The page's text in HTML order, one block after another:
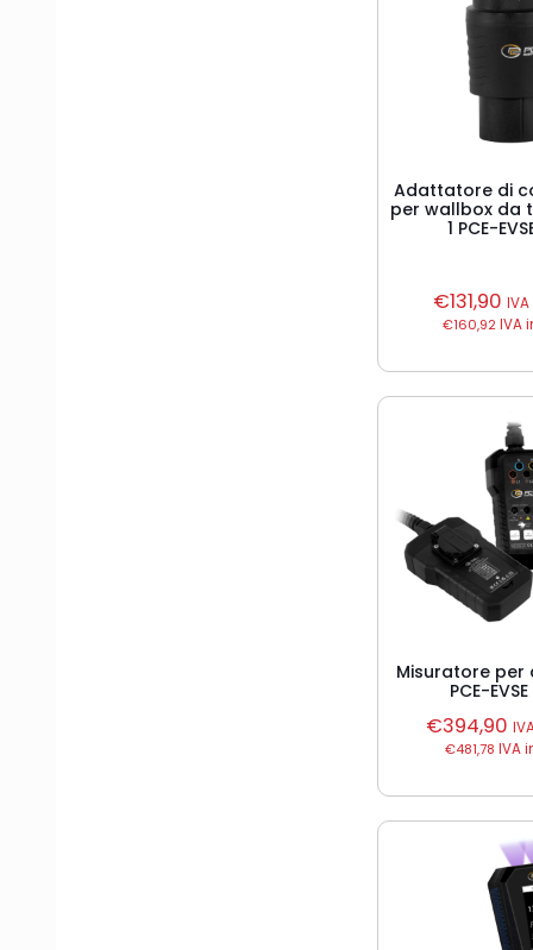
Adattatore di
per wallbox da
1 PCE-
€131,90
€160,92IVA
Misuratore per
PCE-
€394,90
€481,78 IVA